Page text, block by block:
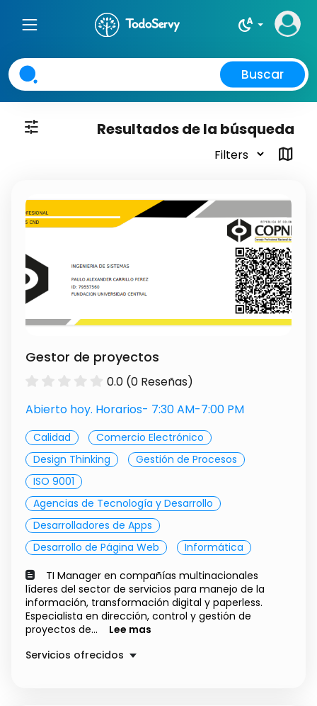
night_sight_auto
Buscar
tune
Resultados de la búsqueda
map
Gestor de proyectos
0.0 (0 Reseñas)
Abierto hoy. Horarios- 7:30 AM-7:00 PM
Calidad
Comercio Electrónico
Design Thinking
Gestión de Procesos
ISO 9001
Agencias de Tecnología y Desarrollo
Desarrolladores de Apps
Desarrollo de Página Web
Informática
TI Manager en compañías multinacionales
líderes del sector de servicios para manejo de la
información, transformación digital y paperless.
Especialista en dirección, control y gestión de
proyectos de...
Lee mas
Servicios ofrecidos